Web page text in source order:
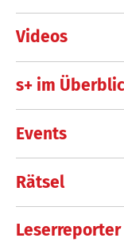
Videos
s+ im
Events
Rätsel
Leserreporter